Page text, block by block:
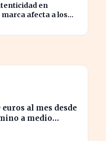
en
afecta a los
al mes desde
a medio